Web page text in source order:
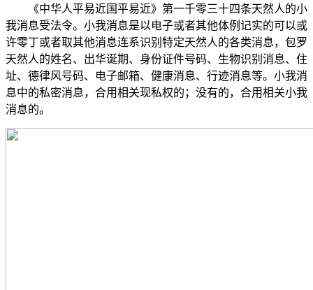
《中华人平易近国平易近》第一千零三十四条天然人的小
我消息受法令。小我消息是以电子或者其他体例记实的可以或
许零丁或者取其他消息连系识别特定天然人的各类消息，包罗
天然人的姓名、出华诞期、身份证件号码、生物识别消息、住
址、德律风号码、电子邮箱、健康消息、行迹消息等。小我消
息中的私密消息，合用相关现私权的；没有的，合用相关小我
消息的。